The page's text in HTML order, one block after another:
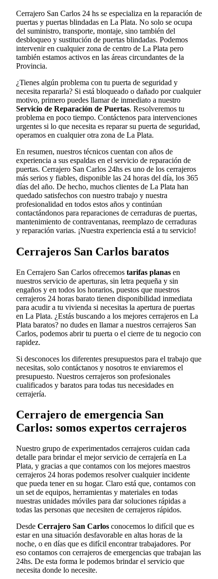
Cerrajero San Carlos 24 hs se especializa en la reparación de
puertas y puertas blindadas en La Plata. No solo se ocupa
del suministro, transporte, montaje, sino también del
desbloqueo y sustitución de puertas blindadas. Podemos
intervenir en cualquier zona de centro de La Plata pero
también estamos activos en las áreas circundantes de la
Provincia.
¿Tienes algún problema con tu puerta de seguridad y
necesita repararla? Si está bloqueado o dañado por cualquier
motivo, primero puedes llamar de inmediato a nuestro
Servicio de Reparación de Puertas. Resolveremos tu
problema en poco tiempo. Contáctenos para intervenciones
urgentes si lo que necesita es reparar su puerta de seguridad,
operamos en cualquier otra zona de La Plata.
En resumen, nuestros técnicos cuentan con años de
experiencia a sus espaldas en el servicio de reparación de
puertas. Cerrajero San Carlos 24hs es uno de los cerrajeros
más serios y fiables, disponible las 24 horas del día, los 365
días del año. De hecho, muchos clientes de La Plata han
quedado satisfechos con nuestro trabajo y nuestra
profesionalidad en todos estos años y continúan
contactándonos para reparaciones de cerraduras de puertas,
mantenimiento de contraventanas, reemplazo de cerraduras
y reparación varias. ¡Nuestra experiencia está a tu servicio!
Cerrajeros San Carlos baratos
En Cerrajero San Carlos ofrecemos tarifas planas en
nuestros servicio de aperturas, sin letra pequeña y sin
engaños y en todos los horarios, puestos que nuestros
cerrajeros 24 horas barato tienen disponibilidad inmediata
para acudir a tu vivienda si necesitas la apertura de puertas
en La Plata. ¿Estás buscando a los mejores cerrajeros en La
Plata baratos? no dudes en llamar a nuestros cerrajeros San
Carlos, podemos abrir tu puerta o el cierre de tu negocio con
rapidez.
Si desconoces los diferentes presupuestos para el trabajo que
necesitas, solo contáctanos y nosotros te enviaremos el
presupuesto. Nuestros cerrajeros son profesionales
cualificados y baratos para todas tus necesidades en
cerrajería.
Cerrajero de emergencia San
Carlos: somos expertos cerrajeros
Nuestro grupo de experimentados cerrajeros cuidan cada
detalle para brindar el mejor servicio de cerrajería en La
Plata, y gracias a que contamos con los mejores maestros
cerrajeros 24 horas podemos resolver cualquier incidente
que pueda tener en su hogar. Claro está que, contamos con
un set de equipos, herramientas y materiales en todas
nuestras unidades móviles para dar soluciones rápidas a
todas las personas que necesiten de cerrajeros rápidos.
Desde Cerrajero San Carlos conocemos lo difícil que es
estar en una situación desfavorable en altas horas de la
noche, o en días que es difícil encontrar trabajadores. Por
eso contamos con cerrajeros de emergencias que trabajan las
24hs. De esta forma le podemos brindar el servicio que
necesita donde lo necesite.